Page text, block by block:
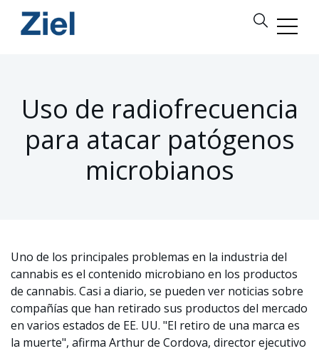
Uso de radiofrecuencia
para atacar patógenos
microbianos
Uno de los principales problemas en la industria del
cannabis es el contenido microbiano en los productos
de cannabis. Casi a diario, se pueden ver noticias sobre
compañías que han retirado sus productos del mercado
en varios estados de EE. UU. "El retiro de una marca es
la muerte", afirma Arthur de Cordova, director ejecutivo